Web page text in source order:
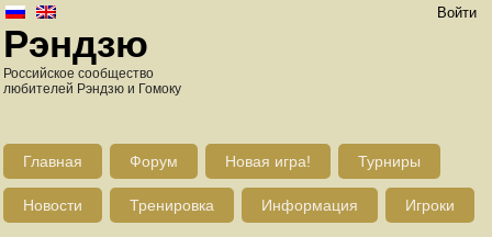
Войти
Рэндзю
Российское сообщество
любителей Рэндзю и Гомоку
Главная Форум Новая игра! Турниры
Новости Тренировка Информация Игроки